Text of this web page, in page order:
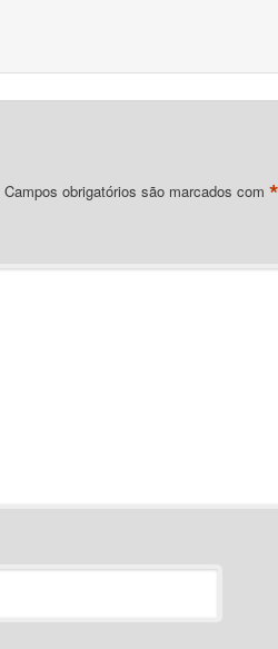
Campos obrigatórios são marcados com *